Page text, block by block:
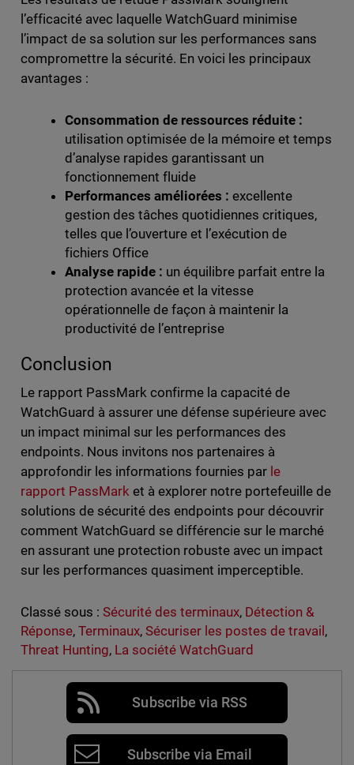
l’efficacité avec laquelle WatchGuard minimise
l’impact de sa solution sur les performances sans
compromettre la sécurité. En voici les principaux
avantages :
Consommation de ressources réduite :
utilisation optimisée de la mémoire et temps
d’analyse rapides garantissant un
fonctionnement fluide
Performances améliorées : excellente
gestion des tâches quotidiennes critiques,
telles que l’ouverture et l’exécution de
fichiers Office
Analyse rapide : un équilibre parfait entre la
protection avancée et la vitesse
opérationnelle de façon à maintenir la
productivité de l’entreprise
Conclusion
Le rapport PassMark confirme la capacité de
WatchGuard à assurer une défense supérieure avec
un impact minimal sur les performances des
endpoints. Nous invitons nos partenaires à
approfondir les informations fournies par le
rapport PassMark et à explorer notre portefeuille de
solutions de sécurité des endpoints pour découvrir
comment WatchGuard se différencie sur le marché
en assurant une protection robuste avec un impact
sur les performances quasiment imperceptible.
Classé sous : Sécurité des terminaux, Détection &
Réponse, Terminaux, Sécuriser les postes de travail,
Threat Hunting, La société WatchGuard
Subscribe via RSS
Subscribe via Email